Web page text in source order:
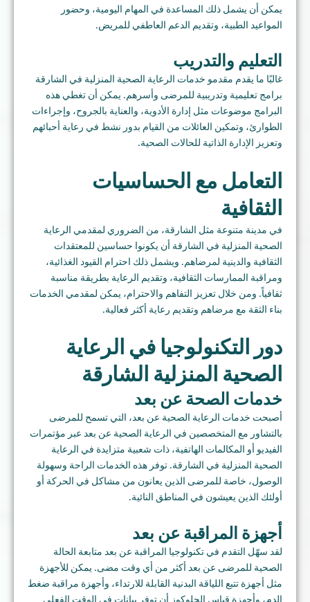
يمكن أن يشمل ذلك المساعدة في المهام اليومية، وحضور
المواعيد الطبية، وتقديم الدعم العاطفي للمريض.
التعليم والتدريب
غالبًا ما يقدم مقدمو خدمات الرعاية الصحية المنزلية في الشارقة
برامج تعليمية وتدريبية للمرضى وأسرهم. يمكن أن تغطي هذه
البرامج موضوعات مثل إدارة الأدوية، والعناية بالجروح، وإجراءات
الطوارئ، وتمكين العائلات من القيام بدور نشط في رعاية أحبائهم
وتعزيز الإدارة الذاتية للحالات الصحية.
التعامل مع الحساسيات
الثقافية
في مدينة متنوعة مثل الشارقة، من الضروري لمقدمي الرعاية
الصحية المنزلية في الشارقة أن يكونوا حساسين للمعتقدات
الثقافية والدينية لمرضاهم. ويشمل ذلك احترام القيود الغذائية،
ومراقبة الممارسات الثقافية، وتقديم الرعاية بطريقة مناسبة
ثقافياً. ومن خلال تعزيز التفاهم والاحترام، يمكن لمقدمي الخدمات
بناء الثقة مع مرضاهم وتقديم رعاية أكثر فعالية.
دور التكنولوجيا في الرعاية
الصحية المنزلية الشارقة
خدمات الصحة عن بعد
أصبحت خدمات الرعاية الصحية عن بعد، التي تسمح للمرضى
بالتشاور مع المتخصصين في الرعاية الصحية عن بعد عبر مؤتمرات
الفيديو أو المكالمات الهاتفية، ذات شعبية متزايدة في الرعاية
الصحية المنزلية في الشارقة. توفر هذه الخدمات الراحة وسهولة
الوصول، خاصة للمرضى الذين يعانون من مشاكل في الحركة أو
أولئك الذين يعيشون في المناطق النائية.
أجهزة المراقبة عن بعد
لقد سهّل التقدم في تكنولوجيا المراقبة عن بعد متابعة الحالة
الصحية للمرضى عن بعد أكثر من أي وقت مضى. يمكن للأجهزة
مثل أجهزة تتبع اللياقة البدنية القابلة للارتداء، وأجهزة مراقبة ضغط
الدم، وأجهزة قياس الجلوكوز أن توفر بيانات في الوقت الفعلي